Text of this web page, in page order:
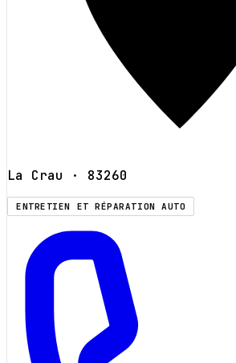
La Crau · 83260
ENTRETIEN ET RÉPARATION AUTO